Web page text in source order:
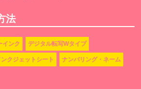
法
インク デジタル転写Wタイプ
ンクジェットシート ナンバリング・ネーム